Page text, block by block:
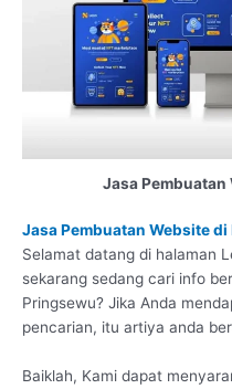
Jasa
Jasa Pembuatan Website
Selamat datang di halaman
sekarang sedang cari info
Pringsewu? Jika Anda
pencarian, itu artiya anda
Baiklah, Kami dapat